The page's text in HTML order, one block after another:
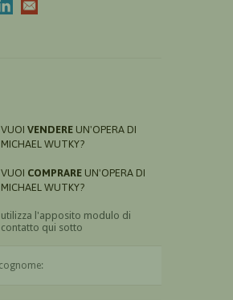
VUOI VENDERE UN'OPERA DI
MICHAEL WUTKY?
VUOI COMPRARE UN'OPERA DI
MICHAEL WUTKY?
utilizza l'apposito modulo di
contatto qui sotto